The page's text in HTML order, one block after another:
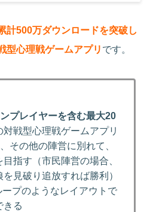
計500万ダウンロードを突破し
型心理戦ゲームアプリ です。
プレイヤーを含む最大20
対戦型心理戦ゲームアプリ
その他の陣営に別れて、
目指す（市民陣営の場合、
見破り追放すれば勝利）
プのようなレイアウトで
きる